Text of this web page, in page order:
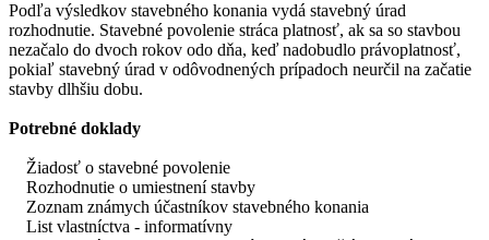
Podľa výsledkov stavebného konania vydá stavebný úrad
rozhodnutie. Stavebné povolenie stráca platnosť, ak sa so stavbou
nezačalo do dvoch rokov odo dňa, keď nadobudlo právoplatnosť,
pokiaľ stavebný úrad v odôvodnených prípadoch neurčil na začatie
stavby dlhšiu dobu.
Potrebné doklady
Žiadosť o stavebné povolenie
Rozhodnutie o umiestnení stavby
Zoznam známych účastníkov stavebného konania
List vlastníctva - informatívny